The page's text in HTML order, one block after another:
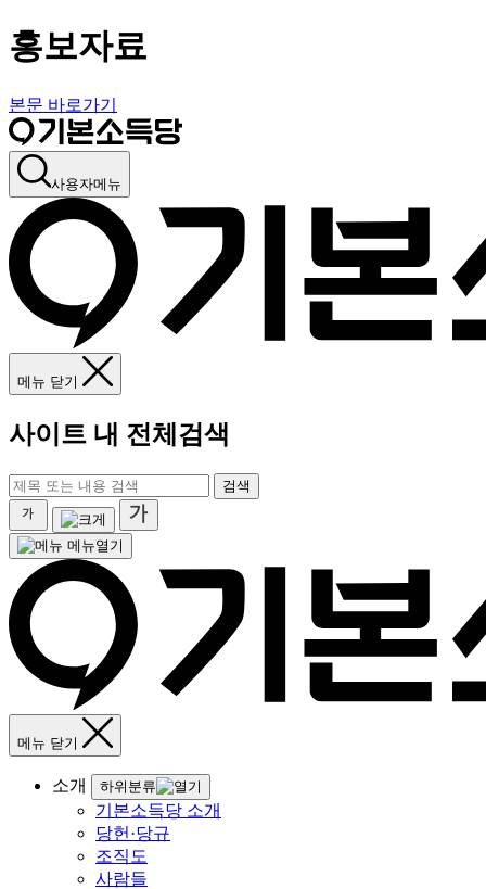
홍보자료
본문 바로가기
사용자메뉴
메뉴 닫기
사이트 내 전체검색
검색
메뉴열기
메뉴 닫기
소개 하위분류
기본소득당 소개
당헌·당규
조직도
사람들